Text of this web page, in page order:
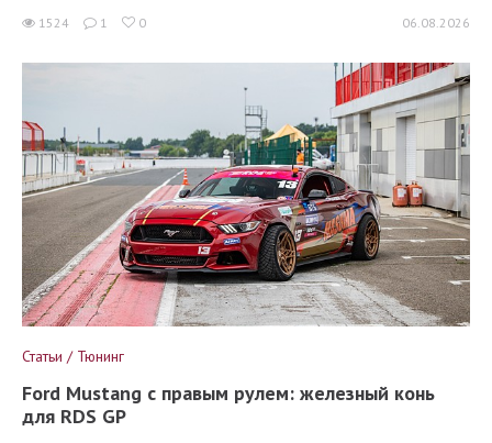
1524 1 0 06.08.2026
Статьи / Тюнинг
Ford Mustang с правым рулем: железный конь
для RDS GP